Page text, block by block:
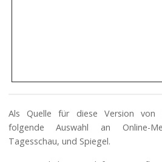
Als Quelle für diese Version von
folgende Auswahl an Online-
Tagesschau, und Spiegel.